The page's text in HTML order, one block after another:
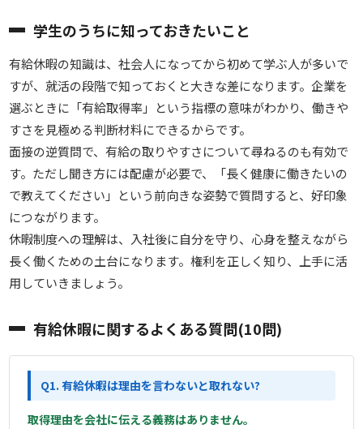
学生のうちに知っておきたいこと
有給休暇の知識は、社会人になってから初めて学ぶ人が多いで
すが、就活の段階で知っておくと大きな差になります。企業を
選ぶときに「有給取得率」という指標の意味がわかり、働きや
すさを見極める判断材料にできるからです。
面接の逆質問で、有給の取りやすさについて尋ねるのも有効で
す。ただし聞き方には配慮が必要で、「長く健康に働きたいの
で教えてください」という前向きな姿勢で質問すると、好印象
につながります。
休暇制度への理解は、入社後に自分を守り、心身を整えながら
長く働くための土台になります。権利を正しく知り、上手に活
用していきましょう。
有給休暇に関するよくある質問(10問)
Q1. 有給休暇は理由を言わないと取れない?
取得理由を会社に伝える義務はありません。